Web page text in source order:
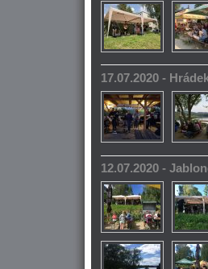
17.07.2020 -
12.07.2020 -